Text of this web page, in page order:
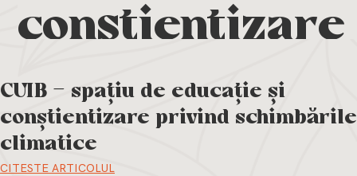
conștientizare
privind
schimbările
CUIB – spațiu de educație și
conștientizare privind schimbările
climatice
CITESTE ARTICOLUL